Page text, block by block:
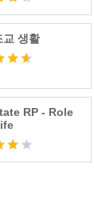
서 가장 원활
교 생활
RP - Role